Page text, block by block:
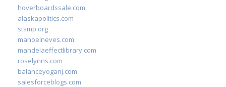
hoverboardssale.com
alaskapolitics.com
stsmp.org
manoelneves.com
mandelaeffectlibrary.com
roselynns.com
balanceyoganj.com
salesforceblogs.com